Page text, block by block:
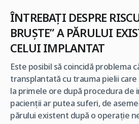
ÎNTREBAŢI DESPRE
BRUȘTE” A PĂRULUI
CELUI IMPLANTAT
Este posibil să coincidă problema
transplantată cu trauma pielii
la primele ore după procedura de
pacienţii ar putea suferi, de
părului existent după o operaţie